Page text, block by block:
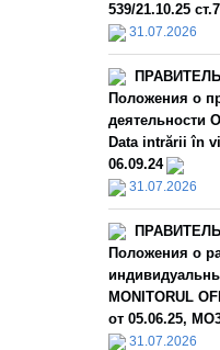
539/21.10.25
31.07.2026
Положения о
деятельности
Data intrării în
06.09.24
31.07.2026
Положения о
MONITORUL
от 05.06.25,
31.07.2026